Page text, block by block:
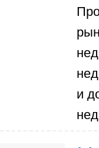
и